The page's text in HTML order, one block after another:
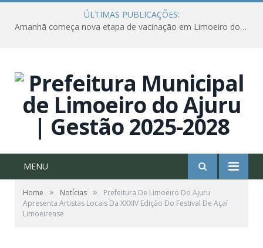
ÚLTIMAS PUBLICAÇÕES:
Amanhã começa nova etapa de vacinação em Limoeiro do Ajuru para idosos com 65 ou mais
MENU
Home » Notícias »
Prefeitura De Limoeiro Do Ajuru
Apresenta Artistas Locais Da XXXIV Edição Do Festival De Açaí
Limoeirense